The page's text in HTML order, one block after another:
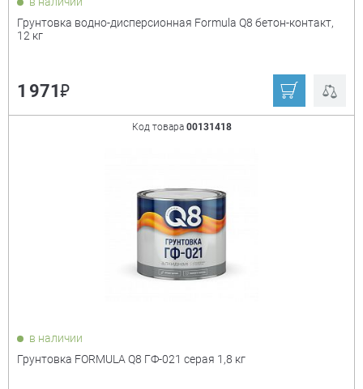
Грунтовка водно-дисперсионная Formula Q8 бетон-контакт,
12 кг
1 971₽
Код товара 00131418
в наличии
Грунтовка FORMULA Q8 ГФ-021 серая 1,8 кг